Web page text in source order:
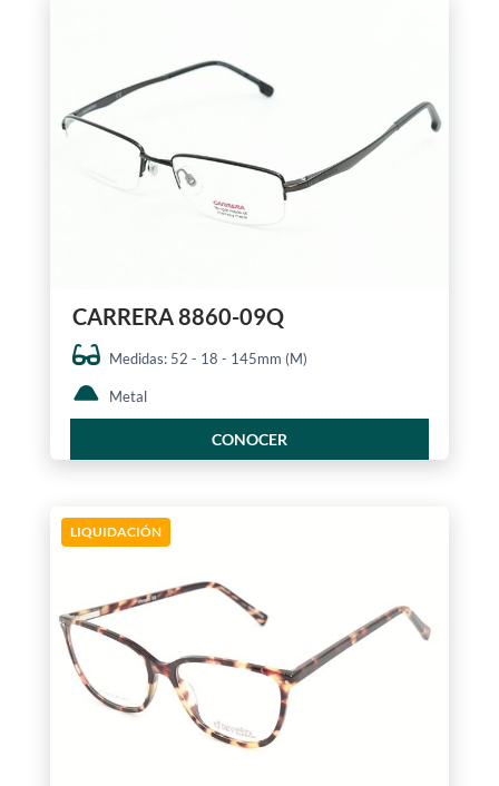
CARRERA 8860-09Q
Medidas: 52 - 18 - 145mm (M)
Metal
CONOCER
LIQUIDACIÓN